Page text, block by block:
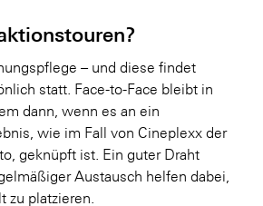
– und diese findet
statt. Face-to-Face bleibt in
dann, wenn es an ein
wie im Fall von Cineplexx der
geknüpft ist. Ein guter Draht
Austausch helfen dabei,
zu platzieren.